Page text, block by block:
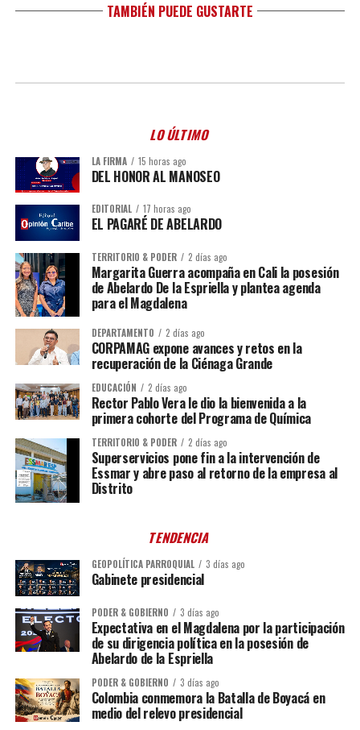
TAMBIÉN PUEDE GUSTARTE
LO ÚLTIMO
LA FIRMA 15 horas ago
DEL HONOR AL MANOSEO
EDITORIAL 17 horas ago
EL PAGARÉ DE ABELARDO
TERRITORIO & PODER 2 días ago
Margarita Guerra acompaña en Cali la posesión
de Abelardo De la Espriella y plantea agenda
para el Magdalena
DEPARTAMENTO 2 días ago
CORPAMAG expone avances y retos en la
recuperación de la Ciénaga Grande
EDUCACIÓN 2 días ago
Rector Pablo Vera le dio la bienvenida a la
primera cohorte del Programa de Química
TERRITORIO & PODER 2 días ago
Superservicios pone fin a la intervención de
Essmar y abre paso al retorno de la empresa al
Distrito
TENDENCIA
GEOPOLÍTICA PARROQUIAL 3 días ago
Gabinete presidencial
PODER & GOBIERNO 3 días ago
Expectativa en el Magdalena por la participación
de su dirigencia política en la posesión de
Abelardo de la Espriella
PODER & GOBIERNO 3 días ago
Colombia conmemora la Batalla de Boyacá en
medio del relevo presidencial